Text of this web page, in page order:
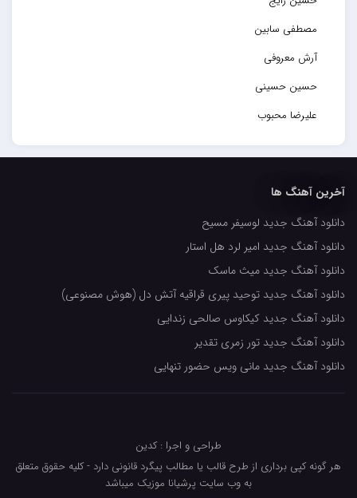
مصطفی سابین
آرش معروفی
حسین حسینی
علیرضا محبوب
حسین حصارکی
کاپیتان
مجید رضوی
رضا مرانلو
امیر عرفانی
رضا صادقی
سعید شمس
مهرزاد اسفندیاری
آخرین آهنگ ها
دانلود آهنگ جدید لوسیفر مسیح
دانلود آهنگ جدید امیر لرد هل استار
دانلود آهنگ جدید میث ماسک
دانلود آهنگ جدید توحید پیری قراقیه آتش دل (هوش مصنوعی)
دانلود آهنگ جدید کیکاوس صالحی زندایی
دانلود آهنگ جدید تور زمری تقدیر
دانلود آهنگ جدید مانی ویس حضور تنهایی
طراحی و اجرا : کدین
هر گونه کپی برداری از طرح قالب یا مطالب پیگرد قانونی دارد - کلیه حقوق متعلق
به وب سایت پرشیانا موزیک میباشد